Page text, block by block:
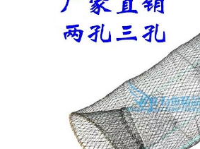
Туристическое снаряжение